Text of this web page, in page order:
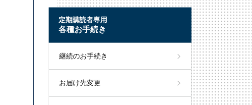
定期購読者専用
各種お手続き
継続のお手続き
お届け先変更